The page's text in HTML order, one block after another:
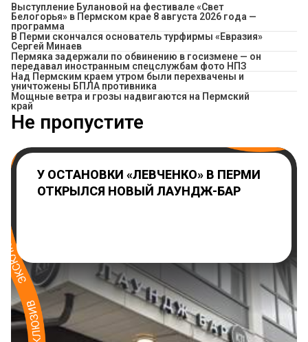
Выступление Булановой на фестивале «Свет
Белогорья» в Пермском крае 8 августа 2026 года —
программа
В Перми скончался основатель турфирмы «Евразия»
Сергей Минаев
Пермяка задержали по обвинению в госизмене — он
передавал иностранным спецслужбам фото НПЗ
Над Пермским краем утром были перехвачены и
уничтожены БПЛА противника
Мощные ветра и грозы надвигаются на Пермский
край
Не пропустите
У ОСТАНОВКИ «ЛЕВЧЕНКО» В ПЕРМИ
ОТКРЫЛСЯ НОВЫЙ ЛАУНДЖ-БАР